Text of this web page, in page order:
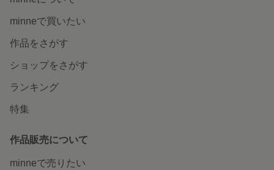
minneで買いたい
作品をさがす
ショップをさがす
ランキング
特集
作品販売について
minneで売りたい